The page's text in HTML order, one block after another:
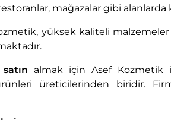
mağazalar gibi alanlarda
yüksek kaliteli
almak için Asef Kozmetik
üreticilerinden biridir.